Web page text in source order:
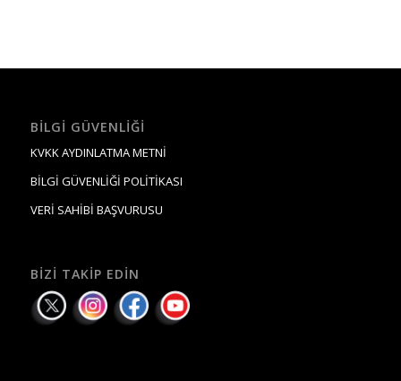
BILGI GÜVENLIĞI
KVKK AYDINLATMA METNİ
BİLGİ GÜVENLİĞİ POLİTİKASI
VERİ SAHİBİ BAŞVURUSU
BIZI TAKIP EDIN